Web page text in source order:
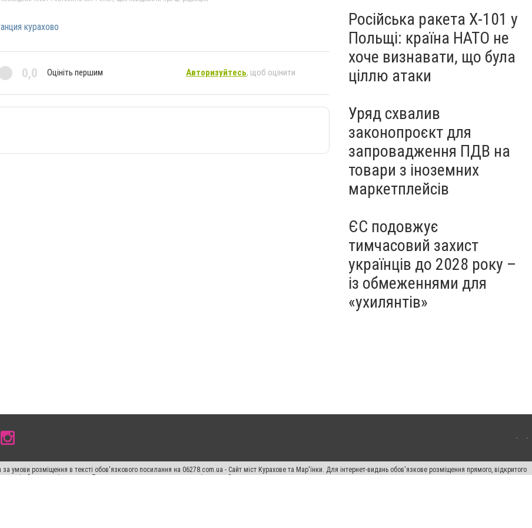
курахово
0,0 Оцініть першим Авторизуйтесь, щоб оцінити
Російська ракета Х-101 у
Польщі: країна НАТО не
хоче визнавати, що була
ціллю атаки
Уряд схвалив
законопроєкт для
запровадження ПДВ на
товари з іноземних
маркетплейсів
ЄС подовжує
тимчасовий захист
українців до 2028 року –
із обмеженнями для
«ухилянтів»
умови розміщення в тексті обов'язкового посилання на 06278.com.ua - Сайт міст Курахове та Мар'їнки. Для інтернет-видань обов'язкове розміщення прямого, відкритого
або в якості джерела. Порушення виняткових прав переслідується Законом.